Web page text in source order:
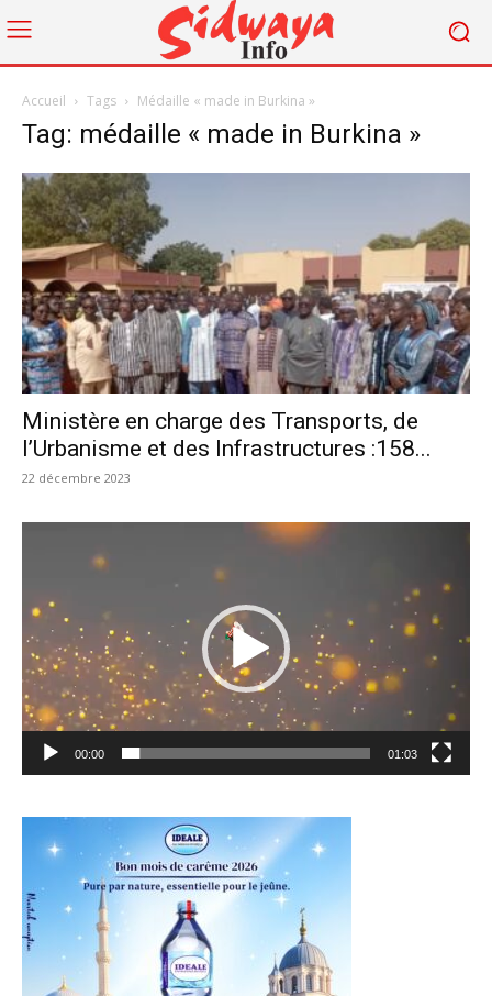
Accueil Tags Médaille « made in Burkina »
Tag: médaille « made in Burkina »
Ministère en charge des Transports, de
l’Urbanisme et des Infrastructures :158...
22 décembre 2023
00:00 01:03